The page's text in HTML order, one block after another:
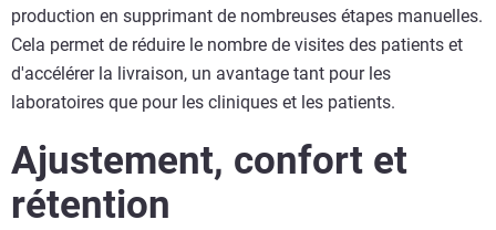
production en supprimant de nombreuses étapes manuelles.
Cela permet de réduire le nombre de visites des patients et
d'accélérer la livraison, un avantage tant pour les
laboratoires que pour les cliniques et les patients.
Ajustement, confort et
rétention